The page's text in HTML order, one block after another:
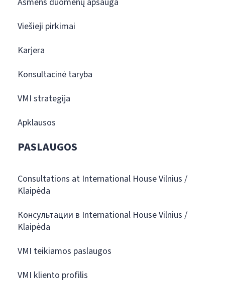
Viešieji pirkimai
Karjera
Konsultacinė taryba
VMI strategija
Apklausos
PASLAUGOS
Consultations at International House Vilnius /
Klaipėda
Консультации в International House Vilnius /
Klaipėda
VMI teikiamos paslaugos
VMI kliento profilis